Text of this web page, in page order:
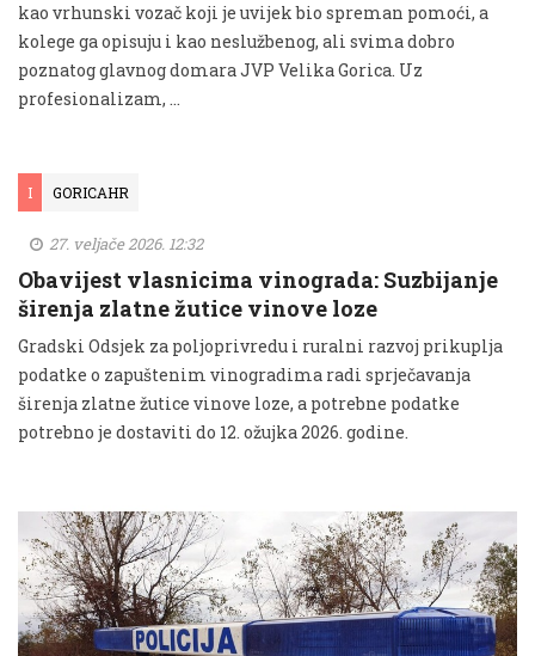
kao vrhunski vozač koji je uvijek bio spreman pomoći, a
kolege ga opisuju i kao neslužbenog, ali svima dobro
poznatog glavnog domara JVP Velika Gorica. Uz
profesionalizam, …
I GORICAHR
27. veljače 2026. 12:32
Obavijest vlasnicima vinograda: Suzbijanje
širenja zlatne žutice vinove loze
Gradski Odsjek za poljoprivredu i ruralni razvoj prikuplja
podatke o zapuštenim vinogradima radi sprječavanja
širenja zlatne žutice vinove loze, a potrebne podatke
potrebno je dostaviti do 12. ožujka 2026. godine.